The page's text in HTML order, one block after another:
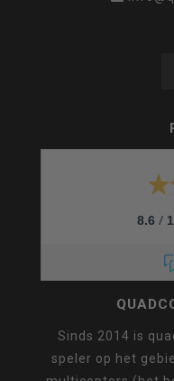
8.6 /
Sinds 2014 is
speler op het